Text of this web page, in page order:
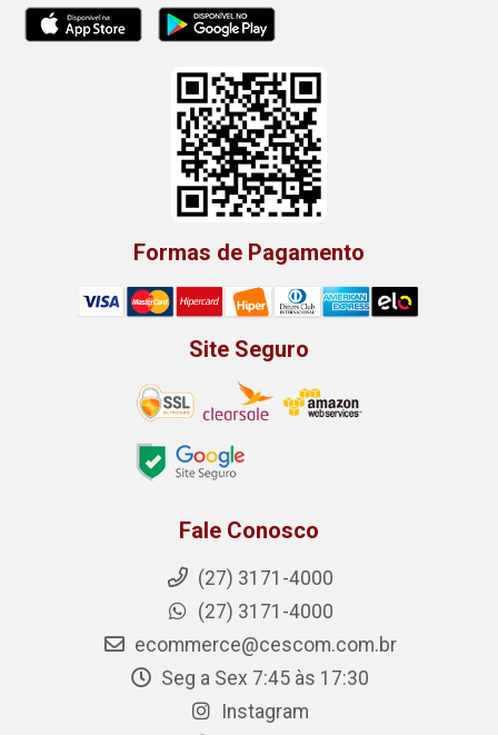
Formas de Pagamento
Site Seguro
Fale Conosco
(27) 3171-4000
(27) 3171-4000
ecommerce@cescom.com.br
Seg a Sex 7:45 às 17:30
Instagram